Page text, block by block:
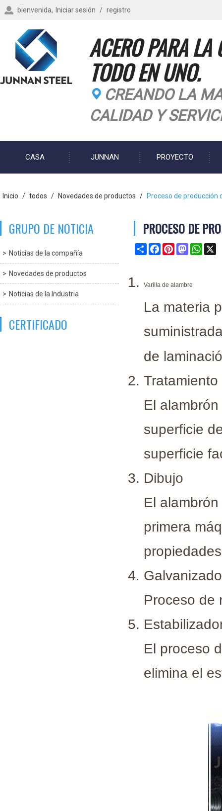
bienvenida, Iniciar sesión / registro
ACERO PARA LA
TODO EN UNO.
CREANDO LA
CALIDAD Y
CASA JUNNAN PROYECTO
Inicio / todos / Novedades de productos / Proceso de producción
GRUPO DE NOTICIA
Noticias de la compañía
Novedades de productos
Noticias de la Industria
CERTIFICADO
PROCESO DE
ShareFacebookPinterestMastodon
Varilla de alambre
La materia
de
El
superficie
superficie
Dibujo
El
primera
Galvanizado
Proceso de
El proceso
elimina el